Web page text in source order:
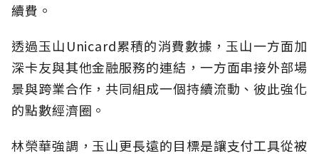
續費。
透過玉山Unicard累積的消費數據，玉山一方面加
深卡友與其他金融服務的連結，一方面串接外部場
景與跨業合作，共同組成一個持續流動、彼此強化
的點數經濟圈。
林榮華強調，玉山更長遠的目標是讓支付工具從被